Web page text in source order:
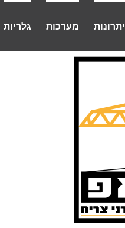
יתרונות מערכות גלריות